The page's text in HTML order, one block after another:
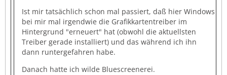
Ist mir tatsächlich schon mal passiert, daß hier Windows
bei mir mal irgendwie die Grafikkartentreiber im
Hintergrund "erneuert" hat (obwohl die aktuellsten
Treiber gerade installiert) und das während ich ihn
dann runtergefahren habe.
Danach hatte ich wilde Bluescreenerei.